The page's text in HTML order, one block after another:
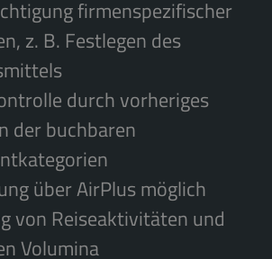
firmenspezifischer
z. B. Festlegen des
durch vorheriges
der buchbaren
über AirPlus möglich
von Reiseaktivitäten und
Volumina